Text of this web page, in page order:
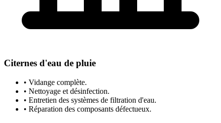
Citernes d'eau de pluie
• Vidange complète.
• Nettoyage et désinfection.
• Entretien des systèmes de filtration d'eau.
• Réparation des composants défectueux.